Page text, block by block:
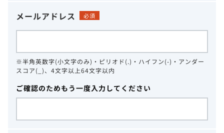
メールアドレス 必須
※半角英数字(小文字のみ)・ピリオド(.)・ハイフン(-)・アンダー
スコア(_)、4文字以上64文字以内
ご確認のためもう一度入力してください